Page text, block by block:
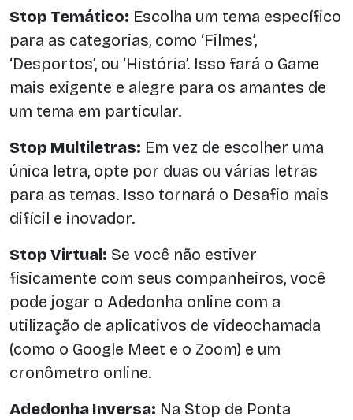
Stop Temático: Escolha um tema específico
para as categorias, como ‘Filmes’,
‘Desportos’, ou ‘História’. Isso fará o Game
mais exigente e alegre para os amantes de
um tema em particular.
Stop Multiletras: Em vez de escolher uma
única letra, opte por duas ou várias letras
para as temas. Isso tornará o Desafio mais
difícil e inovador.
Stop Virtual: Se você não estiver
fisicamente com seus companheiros, você
pode jogar o Adedonha online com a
utilização de aplicativos de videochamada
(como o Google Meet e o Zoom) e um
cronômetro online.
Adedonha Inversa: Na Stop de Ponta